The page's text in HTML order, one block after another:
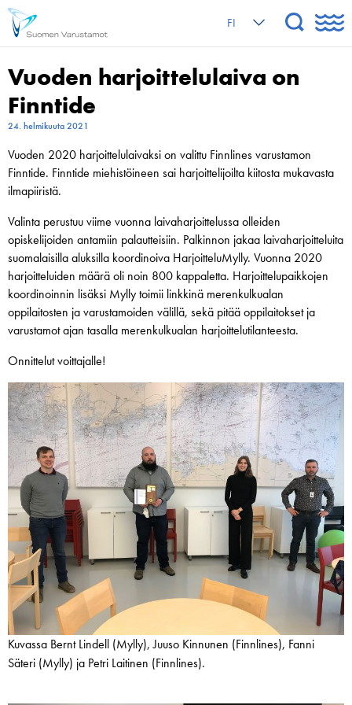
FI
Vuoden harjoittelulaiva on
Finntide
24. helmikuuta 2021
Vuoden 2020 harjoittelulaivaksi on valittu Finnlines varustamon
Finntide. Finntide miehistöineen sai harjoittelijoilta kiitosta mukavasta
ilmapiiristä.
Valinta perustuu viime vuonna laivaharjoittelussa olleiden
opiskelijoiden antamiin palautteisiin. Palkinnon jakaa laivaharjoitteluita
suomalaisilla aluksilla koordinoiva HarjoitteluMylly. Vuonna 2020
harjoitteluiden määrä oli noin 800 kappaletta. Harjoittelupaikkojen
koordinoinnin lisäksi Mylly toimii linkkinä merenkulkualan
oppilaitosten ja varustamoiden välillä, sekä pitää oppilaitokset ja
varustamot ajan tasalla merenkulkualan harjoittelutilanteesta.
Onnittelut voittajalle!
Kuvassa Bernt Lindell (Mylly), Juuso Kinnunen (Finnlines), Fanni
Säteri (Mylly) ja Petri Laitinen (Finnlines).